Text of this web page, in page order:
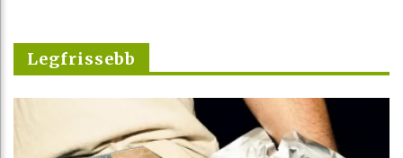
Legfrissebb